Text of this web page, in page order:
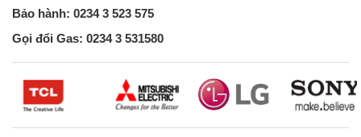
Bảo hành: 0234 3 523 575
Gọi đổi Gas: 0234 3 531580